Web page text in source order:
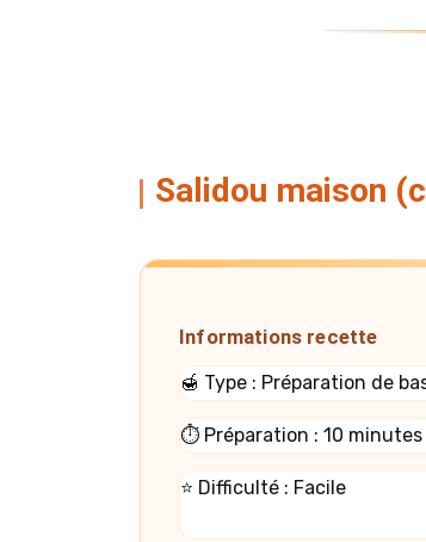
Salidou maison
Informations recette
🍯 Type : Préparation de
⏱️ Préparation : 10 minutes
⭐ Difficulté : Facile